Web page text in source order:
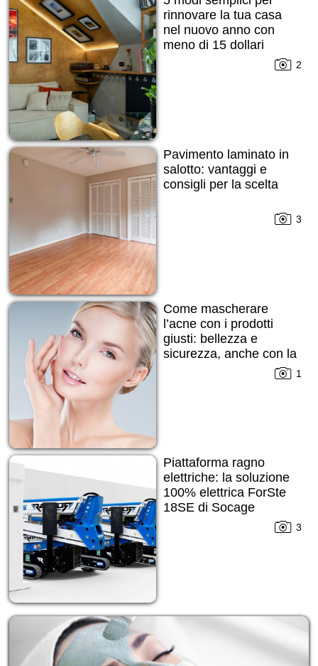
rinnovare la tua casa
nel nuovo anno con
meno di 15 dollari
2
Pavimento laminato in
salotto: vantaggi e
consigli per la scelta
3
Come mascherare
l’acne con i prodotti
giusti: bellezza e
sicurezza, anche con la
1
Piattaforma ragno
elettriche: la soluzione
100% elettrica ForSte
18SE di Socage
3